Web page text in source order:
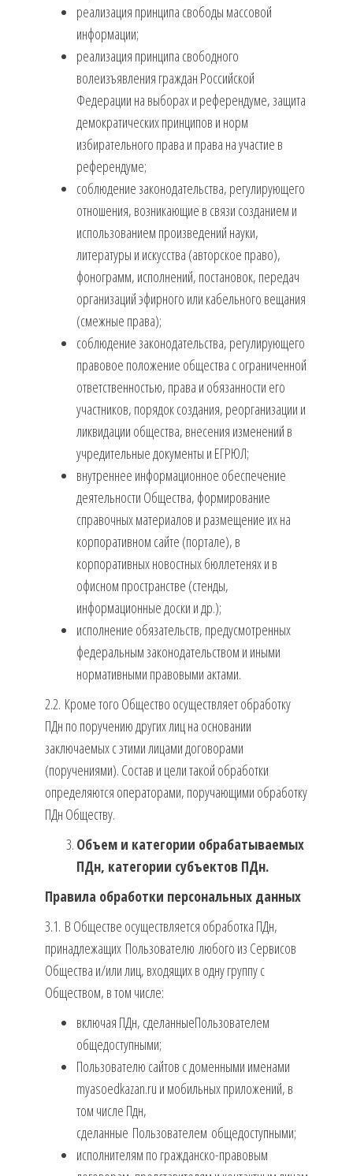
реализация принципа свободы массовой
информации;
реализация принципа свободного
волеизъявления граждан Российской
Федерации на выборах и референдуме, защита
демократических принципов и норм
избирательного права и права на участие в
референдуме;
соблюдение законодательства, регулирующего
отношения, возникающие в связи созданием и
использованием произведений науки,
литературы и искусства (авторское право),
фонограмм, исполнений, постановок, передач
организаций эфирного или кабельного вещания
(смежные права);
соблюдение законодательства, регулирующего
правовое положение общества с ограниченной
ответственностью, права и обязанности его
участников, порядок создания, реорганизации и
ликвидации общества, внесения изменений в
учредительные документы и ЕГРЮЛ;
внутреннее информационное обеспечение
деятельности Общества, формирование
справочных материалов и размещение их на
корпоративном сайте (портале), в
корпоративных новостных бюллетенях и в
офисном пространстве (стенды,
информационные доски и др.);
исполнение обязательств, предусмотренных
федеральным законодательством и иными
нормативными правовыми актами.
2.2. Кроме того Общество осуществляет обработку
ПДн по поручению других лиц на основании
заключаемых с этими лицами договорами
(поручениями). Состав и цели такой обработки
определяются операторами, поручающими обработку
ПДн Обществу.
Объем и категории обрабатываемых
ПДн, категории субъектов ПДн.
Правила обработки персональных данных
3.1. В Обществе осуществляется обработка ПДн,
принадлежащих Пользователю любого из Сервисов
Общества и/или лиц, входящих в одну группу с
Обществом, в том числе:
включая ПДн, сделанныеПользователем
общедоступными;
Пользователю сайтов с доменными именами
myasoedkazan.ru и мобильных приложений, в
том числе Пдн,
сделанные Пользователем общедоступными;
исполнителям по гражданско-правовым